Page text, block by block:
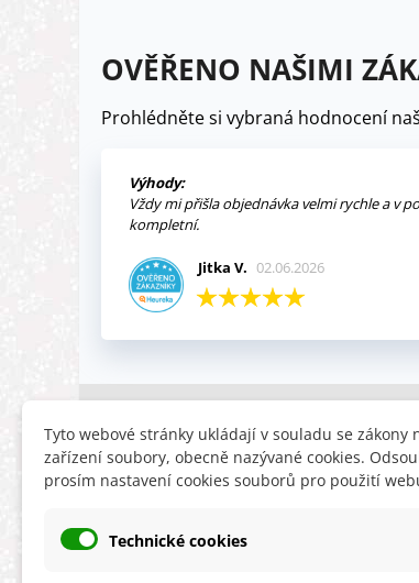
OVĚŘENO NAŠIMI
Prohlédněte si vybraná hodnocení
Výhody:
Vždy mi přišla objednávka velmi rychle a v
kompletní.
Jitka V. 02.06.2026
INFORMACE
Obchodní podmínky
Ochrana osobních údajů
Slevy
Nyní
Tyto webové stránky ukládají v souladu se zákony
zařízení soubory, obecně nazývané cookies.
prosím nastavení cookies souborů pro použití
Technické cookies